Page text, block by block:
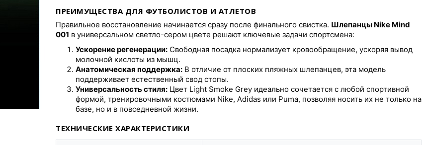
ПРЕИМУЩЕСТВА ДЛЯ ФУТБОЛИСТОВ И АТЛЕТОВ
Правильное восстановление начинается сразу после финального свистка. Шлепанцы Nike Mind
001 в универсальном светло-сером цвете решают ключевые задачи спортсмена:
Ускорение регенерации: Свободная посадка нормализует кровообращение, ускоряя вывод
молочной кислоты из мышц.
Анатомическая поддержка: В отличие от плоских пляжных шлепанцев, эта модель
поддерживает естественный свод стопы.
Универсальность стиля: Цвет Light Smoke Grey идеально сочетается с любой спортивной
формой, тренировочными костюмами Nike, Adidas или Puma, позволяя носить их не только на
базе, но и в повседневной жизни.
ТЕХНИЧЕСКИЕ ХАРАКТЕРИСТИКИ